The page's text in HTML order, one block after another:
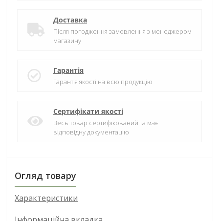
Доставка
Після погодження замовлення з менеджером
магазину
Гарантія
Гарантія якості на всю продукцію
Сертифікати якості
Весь товар сертифікований та має
відповідну документацію
Огляд товару
Характеристики